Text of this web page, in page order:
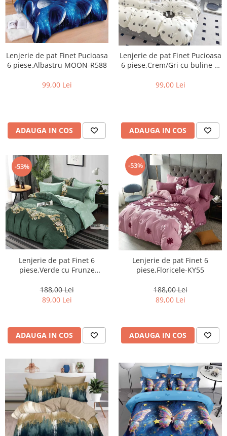
Lenjerie de pat Finet Pucioasa
6 piese,Albastru MOON-R588
99,00 Lei
ADAUGA IN COS
Lenjerie de pat Finet Pucioasa
6 piese,Crem/Gri cu buline si
99,00 Lei
ADAUGA IN COS
-53%
Lenjerie de pat Finet 6
piese,Verde cu Frunze
188,00 Lei
89,00 Lei
ADAUGA IN COS
-53%
Lenjerie de pat Finet 6
piese,Floricele-KY55
188,00 Lei
89,00 Lei
ADAUGA IN COS